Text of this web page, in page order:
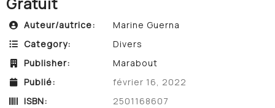
Auteur/autrice:
Marine Guerna
Category:
Divers
Publisher:
Marabout
Publié:
février 16, 2022
ISBN:
2501168607